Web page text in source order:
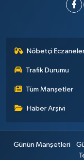
Nöbetçi
Trafik Durumu
Tüm Manşetler
Haber Arşivi
Günün Manşetleri